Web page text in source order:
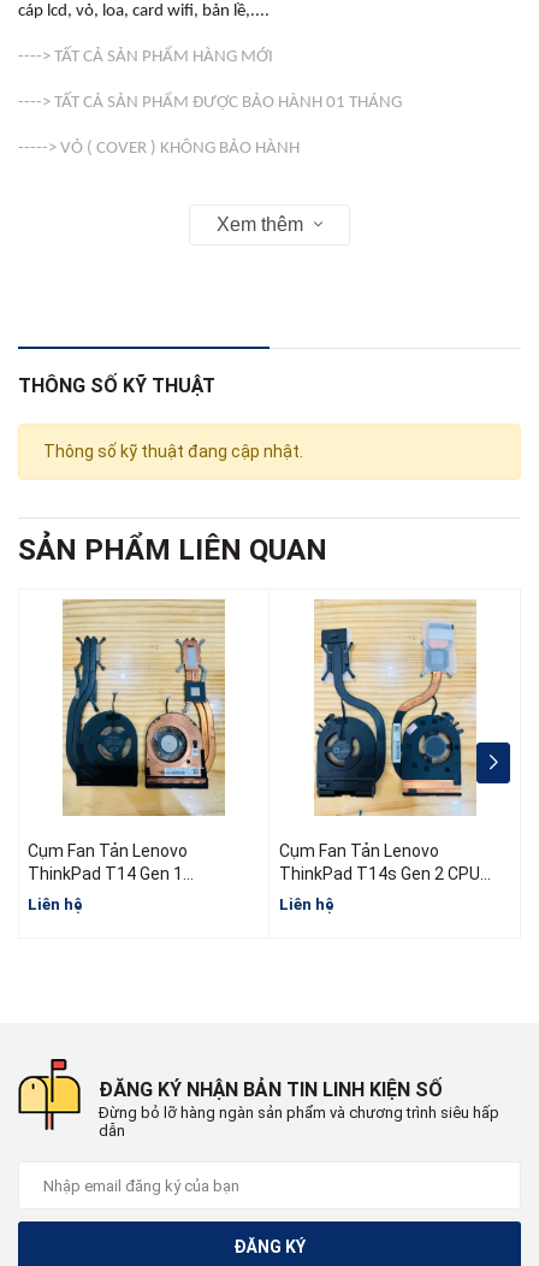
cáp lcd, vỏ, loa, card wifi, bản lề,....
----> TẤT CẢ SẢN PHẨM HÀNG MỚI
----> TẤT CẢ SẢN PHẨM ĐƯỢC BẢO HÀNH 01 THÁNG
-----> VỎ ( COVER ) KHÔNG BẢO HÀNH
Xem thêm
THÔNG SỐ KỸ THUẬT
Thông số kỹ thuật đang cập nhật.
SẢN PHẨM LIÊN QUAN
Cụm Fan Tản Lenovo
ThinkPad T14 Gen 1
5H40W36698 5H40W36699
5H40W36700
Liên hệ
Cụm Fan Tản Lenovo
ThinkPad T14s Gen 2 CPU
AMD
Liên hệ
ĐĂNG KÝ NHẬN BẢN TIN LINH KIỆN SỐ
Đừng bỏ lỡ hàng ngàn sản phẩm và chương trình siêu hấp
dẫn
ĐĂNG KÝ